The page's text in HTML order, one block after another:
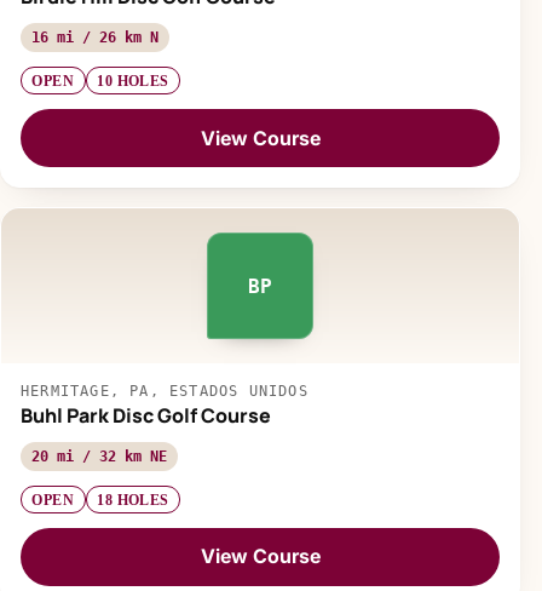
16 mi / 26 km N
OPEN 10 HOLES
View Course
BP
HERMITAGE, PA, ESTADOS UNIDOS
Buhl Park Disc Golf Course
20 mi / 32 km NE
OPEN 18 HOLES
View Course